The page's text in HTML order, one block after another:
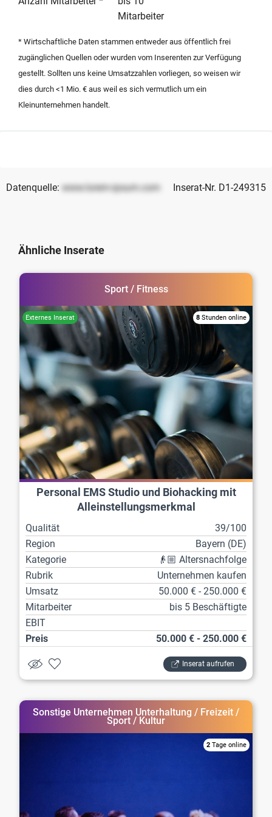
Verhandlungsspielraum bei der Anzahlung anbietet.
Mitarbeiter
* Wirtschaftliche Daten stammen entweder aus öffentlich frei
zugänglichen Quellen oder wurden vom Inserenten zur Verfügung
gestellt. Sollten uns keine Umsatzzahlen vorliegen, so weisen wir
dies durch <1 Mio. € aus weil es sich vermutlich um ein
Kleinunternehmen handelt.
Datenquelle: www.lorem-ipsum.com Inserat-Nr. D1-249315
Ähnliche Inserate
Sport / Fitness
8 Stunden online
Personal EMS Studio und Biohacking mit
Alleinstellungsmerkmal
Qualität
39/100
Region
Bayern (DE)
Kategorie
👴🏼 Altersnachfolge
Rubrik
Unternehmen kaufen
Umsatz
50.000 € - 250.000 €
Mitarbeiter
bis 5 Beschäftigte
EBIT
Preis
50.000 € - 250.000 €
Inserat aufrufen
Sonstige Unternehmen Unterhaltung / Freizeit /
Sport / Kultur
2 Tage online